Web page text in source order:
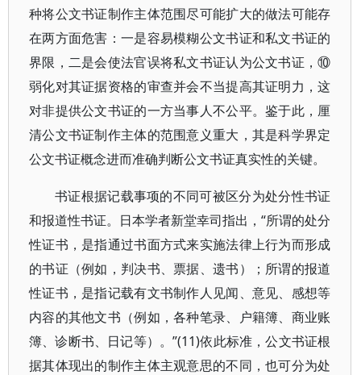
种将公文书证制作主体范围尽可能扩大的做法可能存
在两方面危害：一是容易模糊公文书证和私文书证的
界限，二是会使法官误将私文书证认为公文书证，⑩
弱化对其证据资格的审查并会不当提高其证明力，这
对非提供公文书证的一方当事人不公平。鉴于此，厘
清公文书证制作主体的范围意义重大，其是科学界定
公文书证概念进而准确判断公文书证真实性的关键。
书证根据记载事项的不同可被区分为处分性书证
和报道性书证。日本学者新堂幸司指出，“所谓的处分
性证书，是指通过书面方式来实施法律上行为而形成
的书证（例如，判决书、票据、遗书）；所谓的报道
性证书，是指记载有文书制作人见闻、意见、感想等
内容的其他文书（例如，各种笔录、户籍簿、商业账
簿、诊断书、日记等）。”(11)依此标准，公文书证根
据其体现出的制作主体主观意思的不同，也可分为处